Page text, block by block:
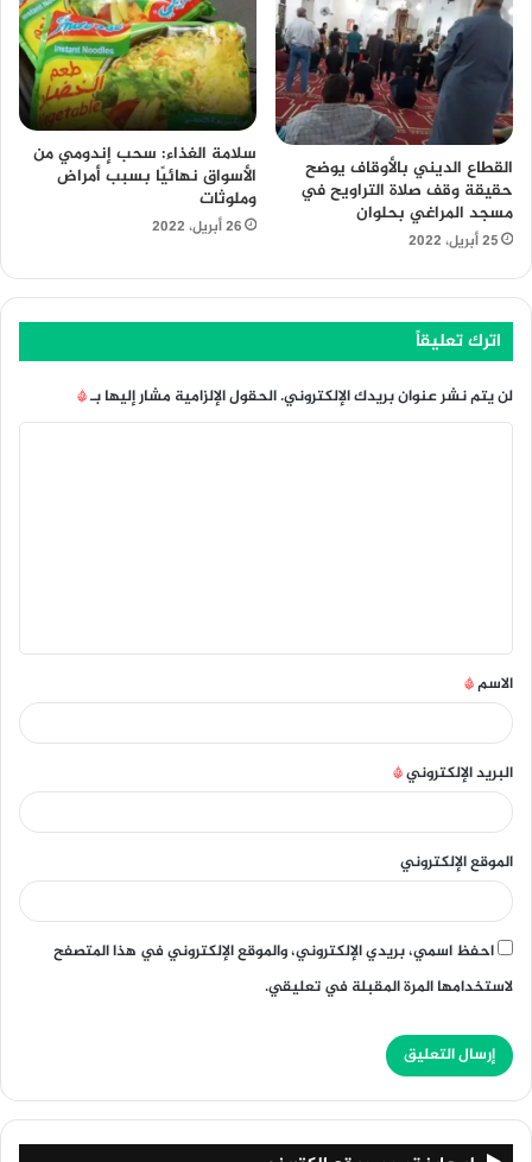
القطاع الديني بالأوقاف يوضح
حقيقة وقف صلاة التراويح في
مسجد المراغي بحلوان
25 أبريل، 2022
سلامة الغذاء: سحب إندومي من
الأسواق نهائيًا بسبب أمراض
وملوثات
26 أبريل، 2022
اترك تعليقاً
لن يتم نشر عنوان بريدك الإلكتروني.الحقول الإلزامية مشار إليها بـ*
ق
*
الاسم*
البريد الإلكتروني*
الموقع الإلكتروني
احفظ اسمي، بريدي الإلكتروني، والموقع الإلكتروني في هذا المتصفح
لاستخدامها المرة المقبلة في تعليقي.